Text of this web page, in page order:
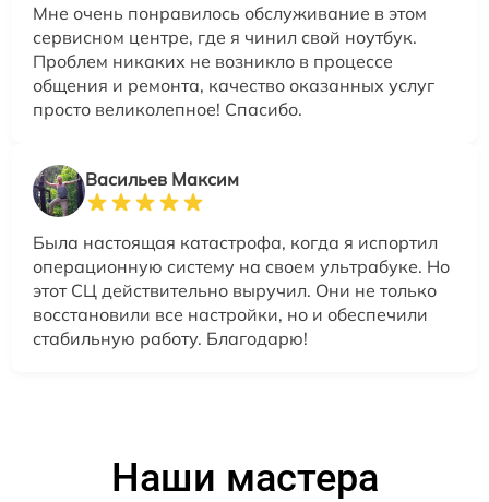
Мне очень понравилось обслуживание в этом
сервисном центре, где я чинил свой ноутбук.
Проблем никаких не возникло в процессе
общения и ремонта, качество оказанных услуг
просто великолепное! Спасибо.
Васильев Максим
Была настоящая катастрофа, когда я испортил
операционную систему на своем ультрабуке. Но
этот СЦ действительно выручил. Они не только
восстановили все настройки, но и обеспечили
стабильную работу. Благодарю!
Наши мастера